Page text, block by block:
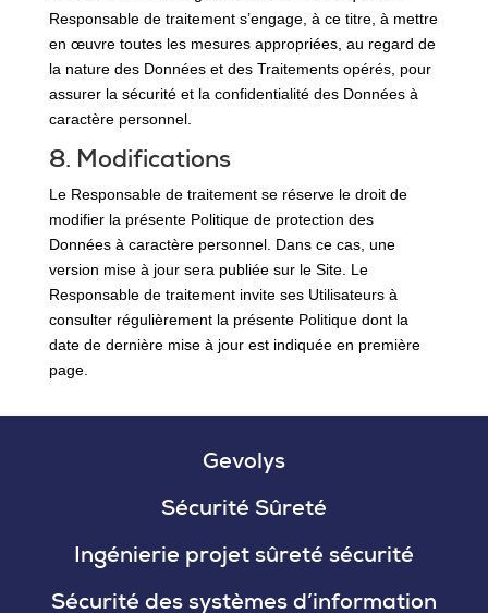
Responsable de traitement s’engage, à ce titre, à mettre
en œuvre toutes les mesures appropriées, au regard de
la nature des Données et des Traitements opérés, pour
assurer la sécurité et la confidentialité des Données à
caractère personnel.
8. Modifications
Le Responsable de traitement se réserve le droit de
modifier la présente Politique de protection des
Données à caractère personnel. Dans ce cas, une
version mise à jour sera publiée sur le Site. Le
Responsable de traitement invite ses Utilisateurs à
consulter régulièrement la présente Politique dont la
date de dernière mise à jour est indiquée en première
page.
Gevolys
Sécurité Sûreté
Ingénierie projet sûreté sécurité
Sécurité des systèmes d’information